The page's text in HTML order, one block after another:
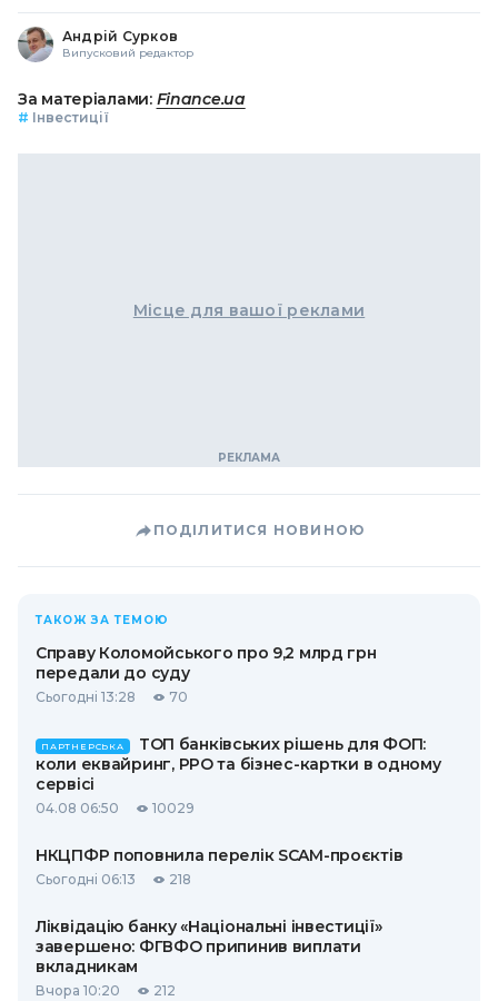
Андрій Сурков
Випусковий редактор
За матеріалами: Finance.ua
# Інвестиції
Місце для вашої реклами
ПОДІЛИТИСЯ НОВИНОЮ
ТАКОЖ ЗА ТЕМОЮ
Справу Коломойського про 9,2 млрд грн
передали до суду
Сьогодні 13:28 70
ПАРТНЕРСЬКА
ТОП банківських рішень для ФОП:
коли еквайринг, РРО та бізнес-картки в одному
сервісі
04.08 06:50 10029
НКЦПФР поповнила перелік SCAM-проєктів
Сьогодні 06:13 218
Ліквідацію банку «Національні інвестиції»
завершено: ФГВФО припинив виплати
вкладникам
Вчора 10:20 212